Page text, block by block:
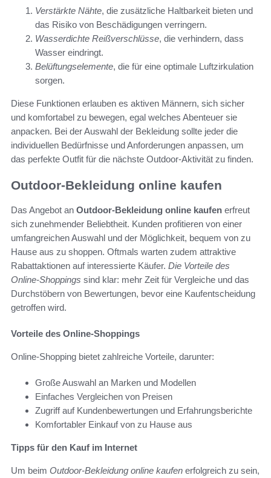
Verstärkte Nähte, die zusätzliche Haltbarkeit bieten und
das Risiko von Beschädigungen verringern.
Wasserdichte Reißverschlüsse, die verhindern, dass
Wasser eindringt.
Belüftungselemente, die für eine optimale Luftzirkulation
sorgen.
Diese Funktionen erlauben es aktiven Männern, sich sicher
und komfortabel zu bewegen, egal welches Abenteuer sie
anpacken. Bei der Auswahl der Bekleidung sollte jeder die
individuellen Bedürfnisse und Anforderungen anpassen, um
das perfekte Outfit für die nächste Outdoor-Aktivität zu finden.
Outdoor-Bekleidung online kaufen
Das Angebot an Outdoor-Bekleidung online kaufen erfreut
sich zunehmender Beliebtheit. Kunden profitieren von einer
umfangreichen Auswahl und der Möglichkeit, bequem von zu
Hause aus zu shoppen. Oftmals warten zudem attraktive
Rabattaktionen auf interessierte Käufer. Die Vorteile des
Online-Shoppings sind klar: mehr Zeit für Vergleiche und das
Durchstöbern von Bewertungen, bevor eine Kaufentscheidung
getroffen wird.
Vorteile des Online-Shoppings
Online-Shopping bietet zahlreiche Vorteile, darunter:
Große Auswahl an Marken und Modellen
Einfaches Vergleichen von Preisen
Zugriff auf Kundenbewertungen und Erfahrungsberichte
Komfortabler Einkauf von zu Hause aus
Tipps für den Kauf im Internet
Um beim Outdoor-Bekleidung online kaufen erfolgreich zu sein,